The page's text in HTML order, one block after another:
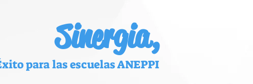
Sinergia,
para las escuelas ANEPPI